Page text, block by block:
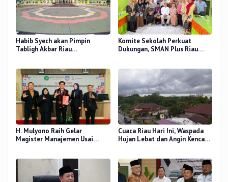
Habib Syech akan Pimpin
Tabligh Akbar Riau
Komite Sekolah Perkuat
Dukungan, SMAN Plus Riau
H. Mulyono Raih Gelar
Magister Manajemen Usai
Cuaca Riau Hari Ini, Waspada
Hujan Lebat dan Angin Kencang